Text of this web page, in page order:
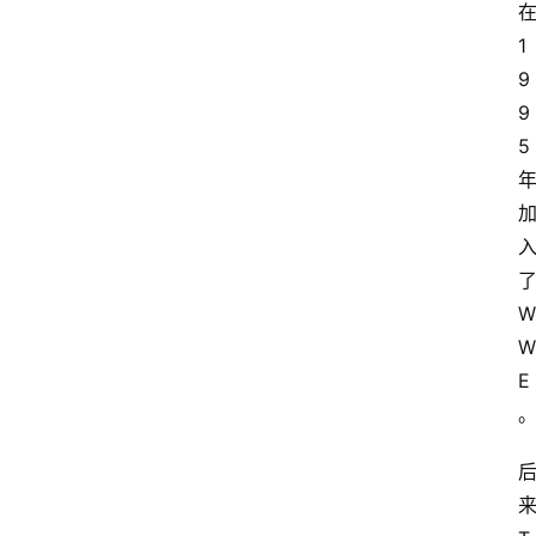
在
1
9
9
5
年
加
入
了
W
W
E
。
后
来